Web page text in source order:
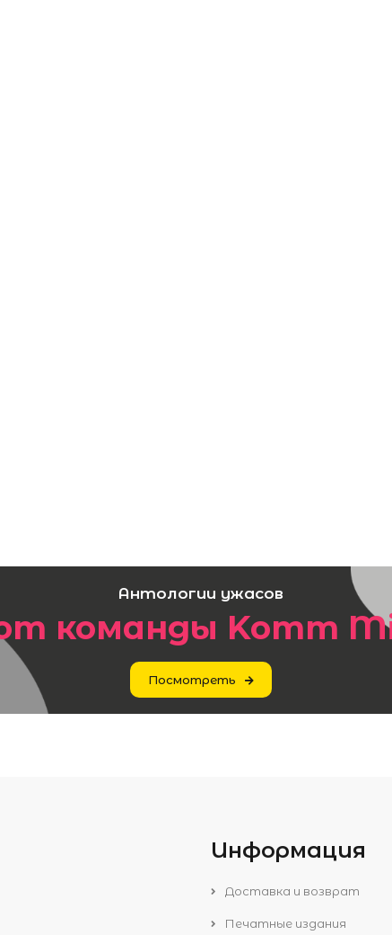
Антологии ужасов
команды Komm
Посмотреть
Информация
Доставка и возврат
Печатные издания